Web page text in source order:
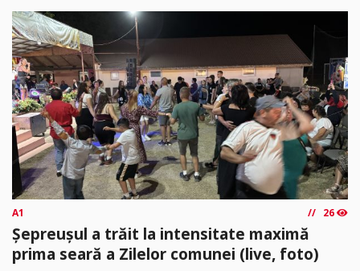
A1 26
Șepreușul a trăit la intensitate maximă
prima seară a Zilelor comunei (live, foto)